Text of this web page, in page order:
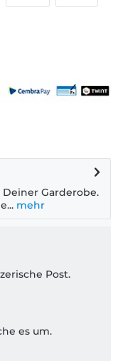
Garderobe.
mehr
Post.
es um.